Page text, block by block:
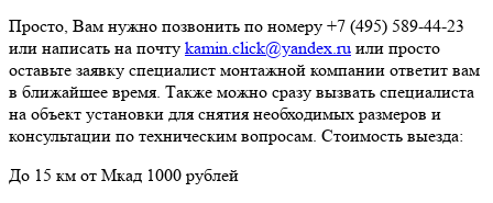
Просто, Вам нужно позвонить по номеру +7 (495) 589-44-23
или написать на почту kamin.click@yandex.ru или просто
оставьте заявку специалист монтажной компании ответит вам
в ближайшее время. Также можно сразу вызвать специалиста
на объект установки для снятия необходимых размеров и
консультации по техническим вопросам. Стоимость выезда:
До 15 км от Мкад 1000 рублей